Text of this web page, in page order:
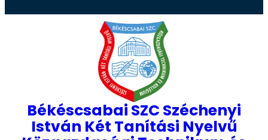
Békéscsabai SZC Széchenyi
István Két Tanítási Nyelvű